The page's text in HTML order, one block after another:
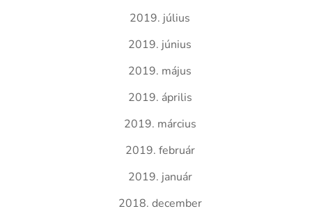
2019. július
2019. június
2019. május
2019. április
2019. március
2019. február
2019. január
2018. december